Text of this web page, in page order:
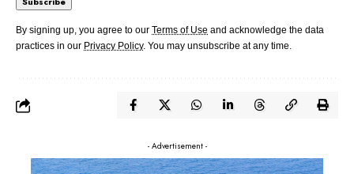
By signing up, you agree to our Terms of Use and acknowledge the data
practices in our Privacy Policy. You may unsubscribe at any time.
- Advertisement -